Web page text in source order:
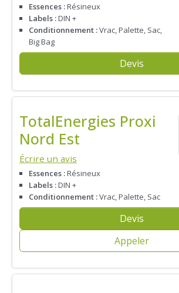
Essences :Résineux
Labels :DIN +
Conditionnement :Vrac, Palette, Sac,
Big Bag
Devis
TotalEnergies Proxi
Nord Est
Écrire un avis
Essences :Résineux
Labels :DIN +
Conditionnement :Vrac, Palette, Sac
Devis
Appeler